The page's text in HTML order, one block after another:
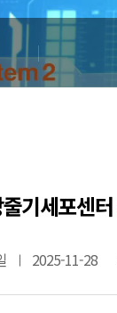
기세포센터
2025-11-28